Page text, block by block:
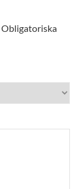
Obligatoriska